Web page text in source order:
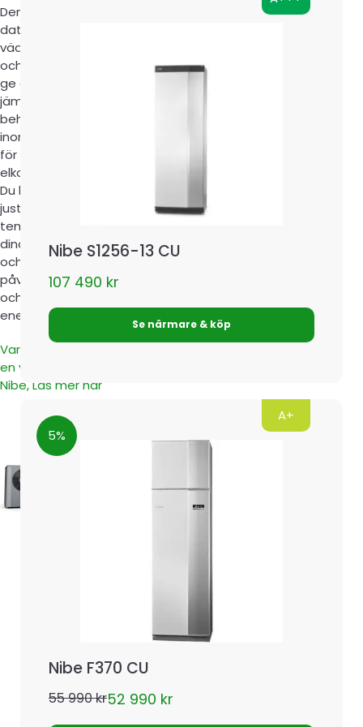
Den kan hämta in
data om
väderprognosen
och elpriset, för att
ge ett ännu
jämnare och
behagligare
inomhusklimat och
för att sänka
elkostnaden mer.
Du kan också själv
justera
temperaturen efter
dina dagliga vanor
och på så sätt
påverka komforten
och
energiförbrukningen.
Varför ska man välja
en värmepump från
Nibe, Läs mer här
Nibe S1256-13 CU
107 490 kr
Se närmare & köp
Nibe F370 CU
55 990kr
Det
52 990 kr
Det
5%
A+